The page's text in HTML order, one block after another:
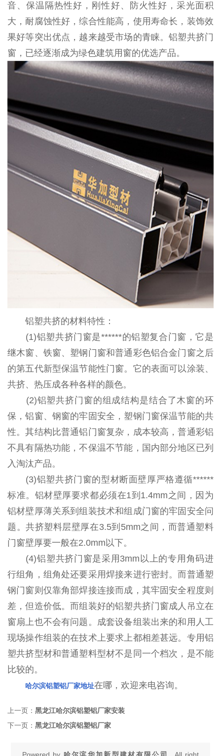
音、保温隔热性好，刚性好、防火性好，采光面积
大，耐腐蚀性好，综合性能高，使用寿命长，装饰效
果好等突出优点，越来越受市场的青睐。铝塑共挤门
窗，已经逐渐成为绿色建筑用窗的优选产品。
铝塑共挤的材料特性：
(1)铝塑共挤门窗是******的铝塑复合门窗，它是
继木窗、铁窗、塑钢门窗和普通彩色铝合金门窗之后
的第五代新型保温节能性门窗。它的表面可以涂装、
共挤、热压成各种各样的颜色。
(2)铝塑共挤门窗的组成结构是结合了木窗的环
保，铝窗、钢窗的牢固安全，塑钢门窗保温节能的共
性。其结构比普通铝门窗复杂，成本较高，普通彩铝
不具有隔热功能，不保温不节能，国内部分地区已列
入淘汰产品。
(3)铝塑共挤门窗的型材断面壁厚严格遵循******
标准。铝材壁厚要求都必须在1到1.4mm之间，因为
铝材壁厚薄关系到组装技术和组成门窗的牢固安全问
题。共挤塑料层壁厚在3.5到5mm之间，而普通塑料
门窗壁厚要一般在2.0mm以下。
(4)铝塑共挤门窗是采用3mm以上的专用角码进
行组角，组角处还要采用焊接来进行密封。而普通塑
钢门窗则仅靠角部焊接连接而成，其牢固安全程度则
差，但造价低。而组装好的铝塑共挤门窗成人吊立在
窗扇上也不会有问题。成套设备组装出来的和用人工
现场操作组装的在技术上要求上都相差甚远。专用铝
塑共挤型材和普通塑料型材不是同一个档次，是不能
比较的。
哈尔滨铝塑铝厂家地址在哪，欢迎来电咨询。
上一页： 黑龙江哈尔滨铝塑铝厂家安装
下一页： 黑龙江哈尔滨铝塑铝厂家